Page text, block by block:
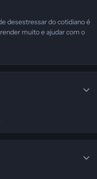
desestressar do cotidiano é
muito e ajudar com o